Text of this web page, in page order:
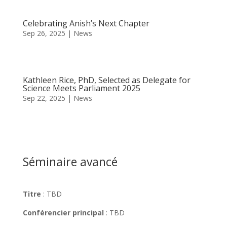
Celebrating Anish’s Next Chapter
Sep 26, 2025 | News
Kathleen Rice, PhD, Selected as Delegate for
Science Meets Parliament 2025
Sep 22, 2025 | News
Séminaire avancé
Titre : TBD
Conférencier principal : TBD